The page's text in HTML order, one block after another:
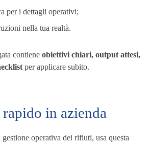
per i dettagli operativi;
nella tua realtà.
contiene obiettivi chiari, output attesi,
per applicare subito.
in azienda
operativa dei rifiuti, usa questa